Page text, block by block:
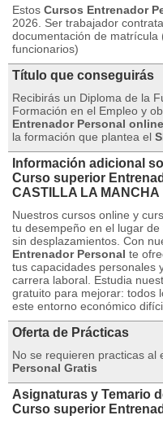
Estos Cursos Entrenador
2026. Ser trabajador
documentación de
funcionarios)
Título que conseguirás
Recibirás un Diploma de la
Formación en el Empleo y
Entrenador Personal online
la formación que plantea el
Información adicional
Curso superior
CASTILLA LA MANCHA
Nuestros cursos online y
tu desempeño en el lugar
sin desplazamientos. Con
Entrenador Personal te
tus capacidades personales
carrera laboral. Estudia
gratuito para mejorar: todos
este entorno económico
Oferta de Prácticas
No se requieren practicas al
Personal Gratis
Asignaturas y Temario
Curso superior